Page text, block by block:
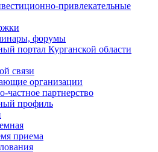
привлекательные
форумы
портал Курганской области
связи
организации
партнерство
профиль
приема